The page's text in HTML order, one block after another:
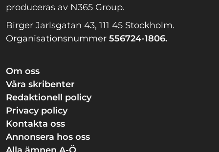
produceras av N365 Group.
Birger Jarlsgatan 43, 111 45 Stockholm.
Organisationsnummer 556724-1806.
Om oss
Våra skribenter
Redaktionell policy
Privacy policy
Kontakta oss
Annonsera hos oss